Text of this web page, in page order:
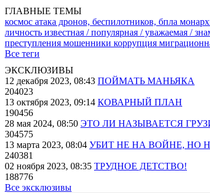
ГЛАВНЫЕ ТЕМЫ
космос атака дронов, беспилотников, бпла
личность известная / популярная / уважаемая /
преступления мошенники коррупция
Все теги
ЭКСКЛЮЗИВЫ
12 декабря 2023, 08:43 ПОЙМАТЬ МАНЬЯКА
204023
13 октября 2023, 09:14 КОВАРНЫЙ ПЛАН
190456
28 мая 2024, 08:50 ЭТО ЛИ НАЗЫВАЕТСЯ
304575
13 марта 2023, 08:04 УБИТ НЕ НА ВОЙНЕ, НО
240381
02 ноября 2023, 08:35 ТРУДНОЕ ДЕТСТВО!
188776
Все эксклюзивы